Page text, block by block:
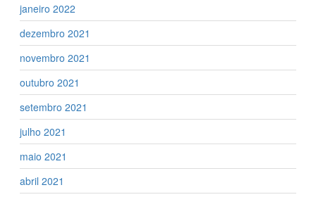
janeiro 2022
dezembro 2021
novembro 2021
outubro 2021
setembro 2021
julho 2021
maio 2021
abril 2021